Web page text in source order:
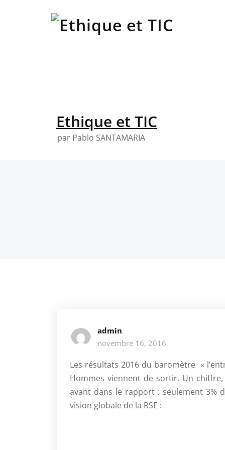
Ethique et TIC
par Pablo SANTAMARIA
admin
novembre 16, 2016
Les résultats 2016 du baromètre «
Hommes viennent de sortir. Un
avant dans le rapport : seulement 3%
vision globale de la RSE :